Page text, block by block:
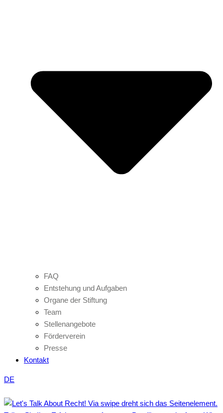
FAQ
Entstehung und Aufgaben
Organe der Stiftung
Team
Stellenangebote
Förderverein
Presse
Kontakt
DE